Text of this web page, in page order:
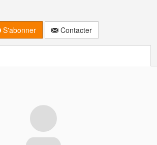
S'abonner Contacter